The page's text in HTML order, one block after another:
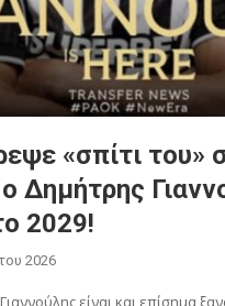
«σπίτι του»
Δημήτρης
2029!
2026
είναι και επίσημα